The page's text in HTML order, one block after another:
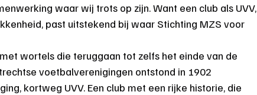
waar wij trots op zijn. Want een club als UVV,
past uitstekend bij waar Stichting MZS voor
wortels die teruggaan tot zelfs het einde van de
voetbalverenigingen ontstond in 1902
kortweg UVV. Een club met een rijke historie, die